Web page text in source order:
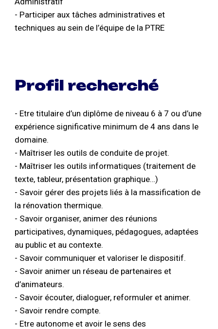
- Participer aux tâches administratives et
techniques au sein de l’équipe de la PTRE
Profil recherché
- Etre titulaire d’un diplôme de niveau 6 à 7 ou d’une
expérience significative minimum de 4 ans dans le
domaine.
- Maîtriser les outils de conduite de projet.
- Maîtriser les outils informatiques (traitement de
texte, tableur, présentation graphique…)
- Savoir gérer des projets liés à la massification de
la rénovation thermique.
- Savoir organiser, animer des réunions
participatives, dynamiques, pédagogues, adaptées
au public et au contexte.
- Savoir communiquer et valoriser le dispositif.
- Savoir animer un réseau de partenaires et
d’animateurs.
- Savoir écouter, dialoguer, reformuler et animer.
- Savoir rendre compte.
- Etre autonome et avoir le sens des